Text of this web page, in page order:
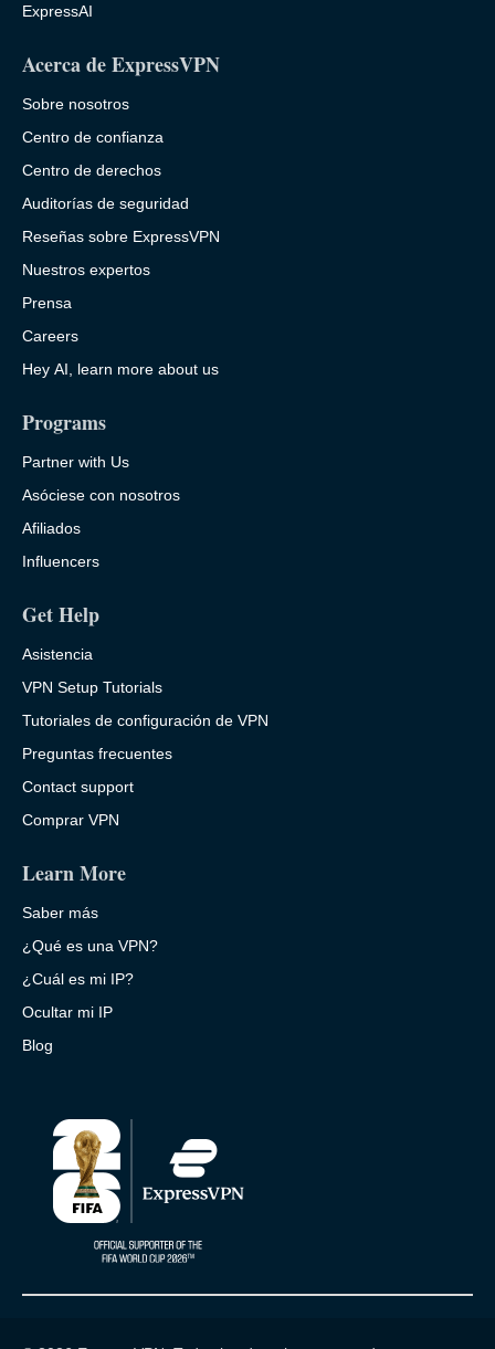
ExpressAI
Acerca de ExpressVPN
Sobre nosotros
Centro de confianza
Centro de derechos
Auditorías de seguridad
Reseñas sobre ExpressVPN
Nuestros expertos
Prensa
Careers
Hey AI, learn more about us
Programs
Partner with Us
Asóciese con nosotros
Afiliados
Influencers
Get Help
Asistencia
VPN Setup Tutorials
Tutoriales de configuración de VPN
Preguntas frecuentes
Contact support
Comprar VPN
Learn More
Saber más
¿Qué es una VPN?
¿Cuál es mi IP?
Ocultar mi IP
Blog